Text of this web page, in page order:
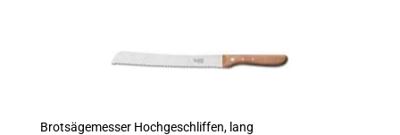
Brotsägemesser Hochgeschliffen, lang